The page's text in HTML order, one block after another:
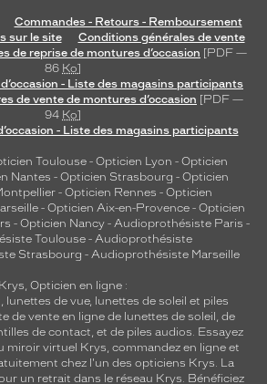
Commandes - Retours - Remboursement
sur le site
Conditions générales de vente
de reprise de montures d’occasion [PDF —
86 Ko]
- Liste des magasins participants
de vente de montures d’occasion [PDF —
94 Ko]
- Liste des magasins participants
Toulouse- Opticien Lyon - Opticien
Nantes - Opticien Strasbourg - Opticien
- Opticien Rennes - Opticien
- Opticien Aix-en-Provence - Opticien
- Opticien Nancy - Audioprothésiste Paris -
Toulouse- Audioprothésiste
Strasbourg - Audioprothésiste Marseille
Krys, Opticien en ligne :
, lunettes de vue, lunettes de soleil et piles
de vente en ligne de lunettes de soleil, de
de contact, et de piles audios. Essayez
miroir virtuel Krys, commandez en ligne et
chez l'un des opticiens Krys. La
un retrait dans le réseau Krys. Bénéficiez